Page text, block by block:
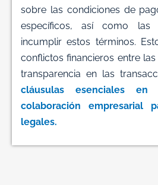
sobre las condiciones de
específicos, así como las
incumplir estos términos.
conflictos financieros entre
transparencia en las
cláusulas esenciales
colaboración empresarial
legales.